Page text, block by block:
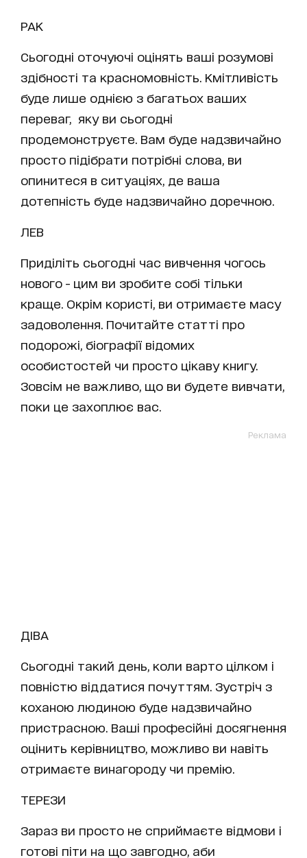
РАК
Сьогодні оточуючі оцінять ваші розумові
здібності та красномовність. Кмітливість
буде лише однією з багатьох ваших
переваг, яку ви сьогодні
продемонструєте. Вам буде надзвичайно
просто підібрати потрібні слова, ви
опинитеся в ситуаціях, де ваша
дотепність буде надзвичайно доречною.
ЛЕВ
Приділіть сьогодні час вивчення чогось
нового - цим ви зробите собі тільки
краще. Окрім користі, ви отримаєте масу
задоволення. Почитайте статті про
подорожі, біографії відомих
особистостей чи просто цікаву книгу.
Зовсім не важливо, що ви будете вивчати,
поки це захоплює вас.
Реклама
ДІВА
Сьогодні такий день, коли варто цілком і
повністю віддатися почуттям. Зустріч з
коханою людиною буде надзвичайно
пристрасною. Ваші професійні досягнення
оцінить керівництво, можливо ви навіть
отримаєте винагороду чи премію.
ТЕРЕЗИ
Зараз ви просто не сприймаєте відмови і
готові піти на що завгодно, аби